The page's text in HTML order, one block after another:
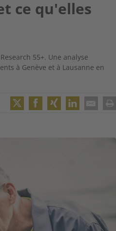
ce qu'elles
55+. Une analyse
à Genève et à Lausanne en